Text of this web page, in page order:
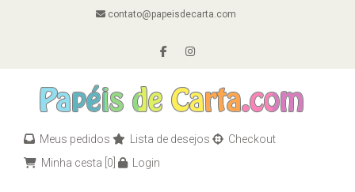
contato@papeisdecarta.com
Meus pedidos Lista de desejos
Checkout
Minha cesta [0] Login